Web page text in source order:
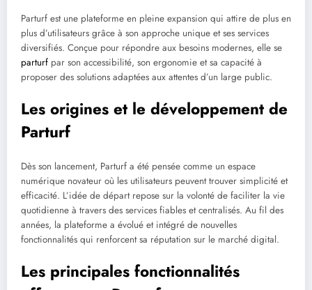
Parturf est une plateforme en pleine expansion qui attire de plus en
plus d’utilisateurs grâce à son approche unique et ses services
diversifiés. Conçue pour répondre aux besoins modernes, elle se
parturf par son accessibilité, son ergonomie et sa capacité à
proposer des solutions adaptées aux attentes d’un large public.
Les origines et le développement de
Parturf
Dès son lancement, Parturf a été pensée comme un espace
numérique novateur où les utilisateurs peuvent trouver simplicité et
efficacité. L’idée de départ repose sur la volonté de faciliter la vie
quotidienne à travers des services fiables et centralisés. Au fil des
années, la plateforme a évolué et intégré de nouvelles
fonctionnalités qui renforcent sa réputation sur le marché digital.
Les principales fonctionnalités